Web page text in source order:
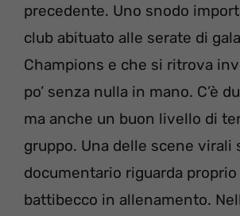
precedente. Uno snodo
club abituato alle serate di
Champions e che si ritrova
po’ senza nulla in mano. C’è
ma anche un buon livello di
gruppo. Una delle scene virali
documentario riguarda
battibecco in allenamento.